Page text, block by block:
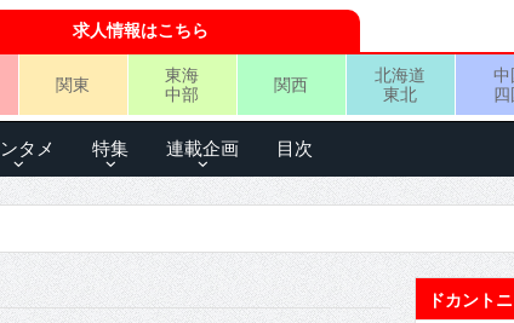
求人情報はこちら
関東
東海
中部
関西
北海道
東北
中
タメ 特集 連載企画 目次
ドカント